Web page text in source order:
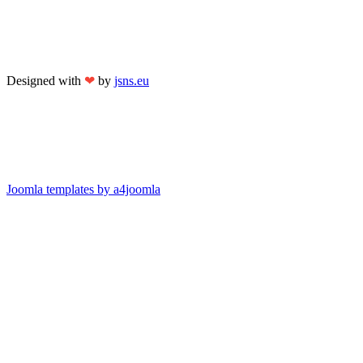
Designed with ❤ by jsns.eu
Joomla templates by a4joomla